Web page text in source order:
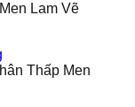
Lam Vẽ
Thấp Men